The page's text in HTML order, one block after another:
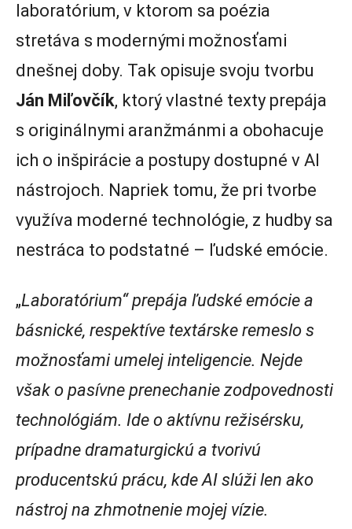
laboratórium, v ktorom sa poézia
stretáva s modernými možnosťami
dnešnej doby. Tak opisuje svoju tvorbu
Ján Miľovčík, ktorý vlastné texty prepája
s originálnymi aranžmánmi a obohacuje
ich o inšpirácie a postupy dostupné v AI
nástrojoch. Napriek tomu, že pri tvorbe
využíva moderné technológie, z hudby sa
nestráca to podstatné – ľudské emócie.
„Laboratórium“ prepája ľudské emócie a
básnické, respektíve textárske remeslo s
možnosťami umelej inteligencie. Nejde
však o pasívne prenechanie zodpovednosti
technológiám. Ide o aktívnu režisérsku,
prípadne dramaturgickú a tvorivú
producentskú prácu, kde AI slúži len ako
nástroj na zhmotnenie mojej vízie.